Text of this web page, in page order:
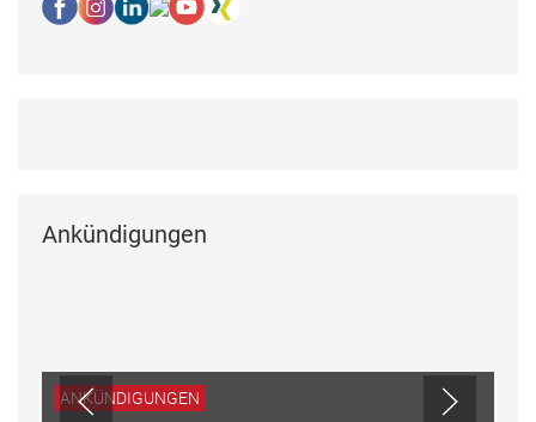
Ankündigungen
ANKÜNDIGUNGEN